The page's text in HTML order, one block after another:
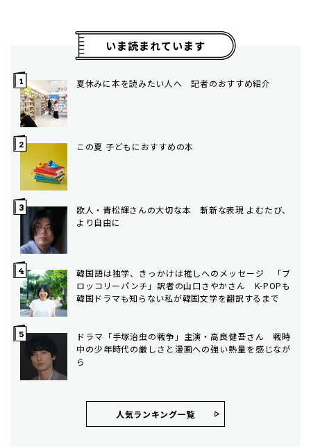
いま読まれています
夏休みに本を読みたい人へ 記者のおすすめ紹介
この夏 子どもにおすすめの本
歌人・青松輝さんの大切な本 斬新な表現 よむたび、
より自由に
韓国語は独学、きっかけは推しへのメッセージ 「ブ
ロッコリーパンチ」訳者の山口さやかさん K-POPも
韓国ドラマも知らない私が韓国文学を翻訳するまで
ドラマ「手塚治虫の戦争」主演・高良健吾さん 戦時
中の少年時代の厳しさと漫画への強い熱量を感じなが
ら
人気ランキング⼀覧